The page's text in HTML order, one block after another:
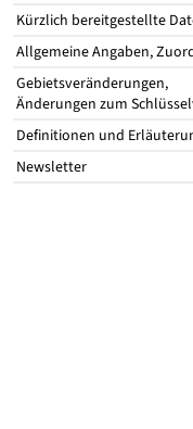
Kürzlich bereitgestellte
Allgemeine Angaben,
Gebietsveränderungen,
Änderungen zum
Definitionen und
Newsletter